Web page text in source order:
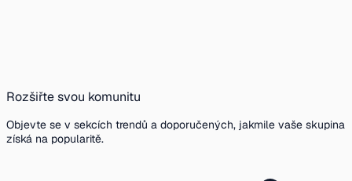
Rozšiřte svou komunitu
Objevte se v sekcích trendů a doporučených, jakmile vaše skupina
získá na popularitě.